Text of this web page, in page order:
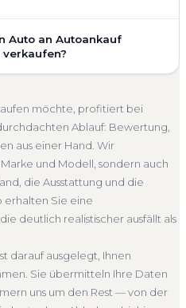
Verkaufspreis liegt —
direkt an Ihrer Adresse —
oder an einem Treffpunkt
Wunsch übernehmen wir
fahrbereit
Barzahlung
Auto an Autoankauf
Heilsbronn und ganz Bayern.
ein verbindliches
kompletten Service von der
Über 4.800 zufriedene
Komplettservice
möchte, profitiert bei
Ablauf: Bewertung,
aus einer Hand. Wir
und Modell, sondern auch
die Ausstattung und die
erhalten Sie eine
deutlich realistischer ausfällt als
darauf ausgelegt, Ihnen
Sie übermitteln Ihre Daten
uns um den Rest — von der